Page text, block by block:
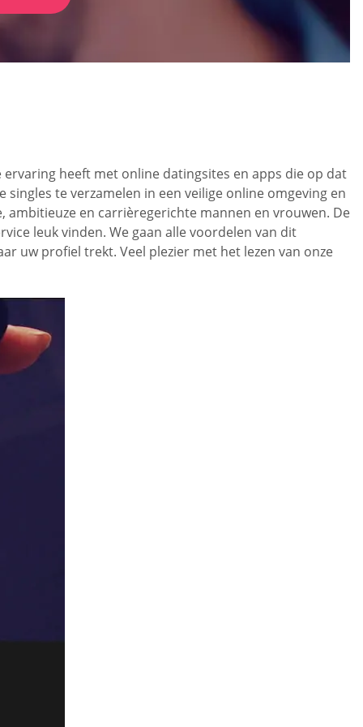
heeft met online datingsites en apps die op dat
te verzamelen in een veilige online omgeving en
en carrièregerichte mannen en vrouwen. De
leuk vinden. We gaan alle voordelen van dit
uw profiel trekt. Veel plezier met het lezen van onze